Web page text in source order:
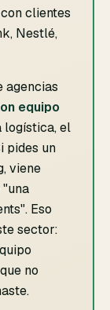
clientes
Nestlé,
agencias
equipo
logística, el
pides un
viene
Eso
sector:
no